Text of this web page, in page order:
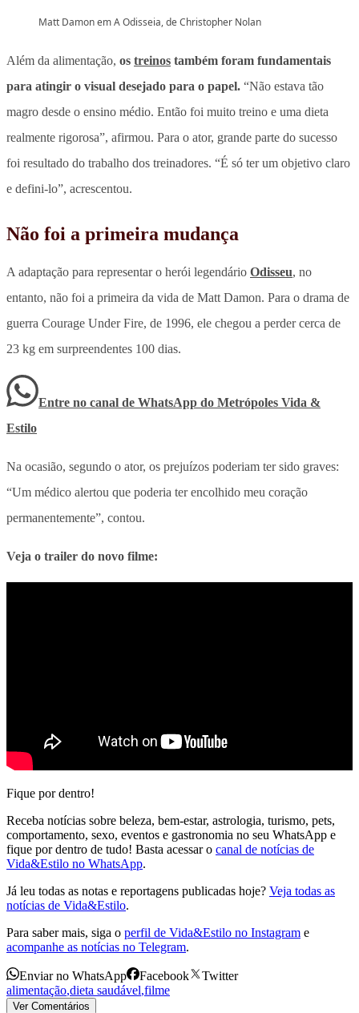
Matt Damon em A Odisseia, de Christopher Nolan
Além da alimentação, os treinos também foram fundamentais
para atingir o visual desejado para o papel. “Não estava tão
magro desde o ensino médio. Então foi muito treino e uma dieta
realmente rigorosa”, afirmou. Para o ator, grande parte do sucesso
foi resultado do trabalho dos treinadores. “É só ter um objetivo claro
e defini-lo”, acrescentou.
Não foi a primeira mudança
A adaptação para representar o herói legendário Odisseu, no
entanto, não foi a primeira da vida de Matt Damon. Para o drama de
guerra Courage Under Fire, de 1996, ele chegou a perder cerca de
23 kg em surpreendentes 100 dias.
Entre no canal de WhatsApp do Metrópoles Vida &
Estilo
Na ocasião, segundo o ator, os prejuízos poderiam ter sido graves:
“Um médico alertou que poderia ter encolhido meu coração
permanentemente”, contou.
Veja o trailer do novo filme:
Fique por dentro!
Receba notícias sobre beleza, bem-estar, astrologia, turismo, pets,
comportamento, sexo, eventos e gastronomia no seu WhatsApp e
fique por dentro de tudo! Basta acessar o canal de notícias de
Vida&Estilo no WhatsApp.
Já leu todas as notas e reportagens publicadas hoje? Veja todas as
notícias de Vida&Estilo.
Para saber mais, siga o perfil de Vida&Estilo no Instagram e
acompanhe as notícias no Telegram.
Enviar no WhatsApp Facebook
Twitter
alimentação,dieta saudável,filme
Ver Comentários